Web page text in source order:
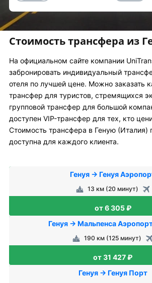
Стоимость трансфера из
На официальном сайте компании
забронировать индивидуальный
отеля по лучшей цене. Можно заказать
трансфер для туристов, стремящихся
групповой трансфер для большой
доступен VIP-трансфер для тех, кто
Стоимость трансфера в Геную (Италия)
доступна для каждого клиента.
Генуя → Генуя
13 км (20 минут)
от 6 305 ₽
Генуя → Мальпенса
190 км (125 минут)
от 31 427 ₽
Генуя → Генуя Порт